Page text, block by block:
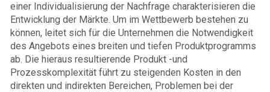
einer Individualisierung der Nachfrage charakterisieren die
Entwicklung der Märkte. Um im Wettbewerb bestehen zu
können, leitet sich für die Unternehmen die Notwendigkeit
des Angebots eines breiten und tiefen Produktprogramms
ab. Die hieraus resultierende Produkt -und
Prozesskomplexität führt zu steigenden Kosten in den
direkten und indirekten Bereichen, Problemen bei der